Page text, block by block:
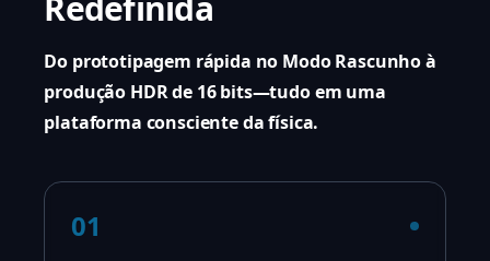
Do prototipagem rápida no Modo Rascunho à
produção HDR de 16 bits—tudo em uma
plataforma consciente da física.
01